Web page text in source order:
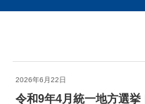
2026年6月22日
令和9年4月統一地方選挙